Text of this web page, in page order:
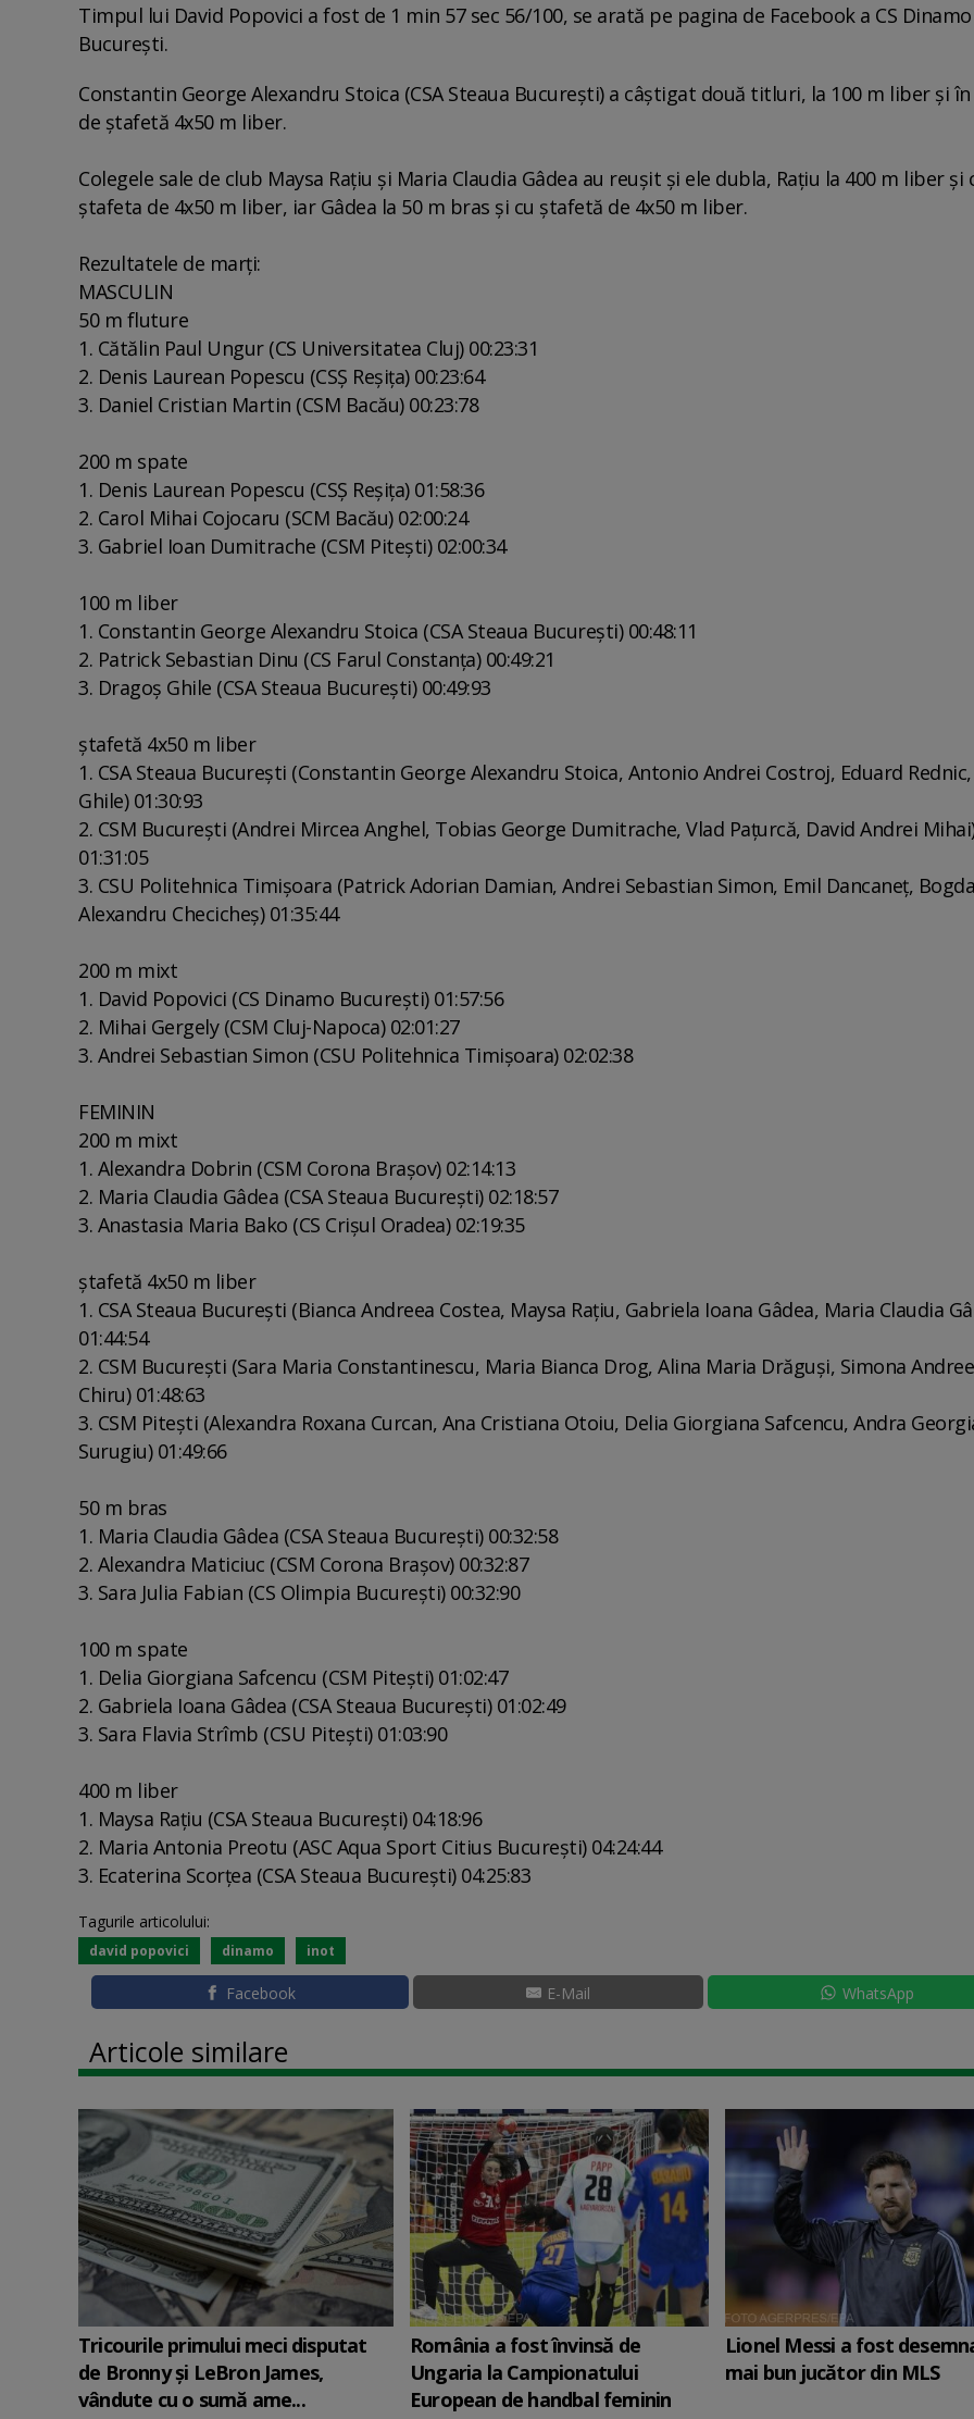
Timpul lui David Popovici a fost de 1 min 57 sec 56/100, se arată pe pagina de Facebook a CS Dinamo
Bucureşti.
Constantin George Alexandru Stoica (CSA Steaua Bucureşti) a câştigat două titluri, la 100 m liber şi
de ştafetă 4x50 m liber.
Colegele sale de club Maysa Raţiu şi Maria Claudia Gâdea au reuşit şi ele dubla, Raţiu la 400 m liber şi
ştafeta de 4x50 m liber, iar Gâdea la 50 m bras şi cu ştafetă de 4x50 m liber.
Rezultatele de marţi:
MASCULIN
50 m fluture
1. Cătălin Paul Ungur (CS Universitatea Cluj) 00:23:31
2. Denis Laurean Popescu (CSŞ Reşiţa) 00:23:64
3. Daniel Cristian Martin (CSM Bacău) 00:23:78
200 m spate
1. Denis Laurean Popescu (CSŞ Reşiţa) 01:58:36
2. Carol Mihai Cojocaru (SCM Bacău) 02:00:24
3. Gabriel Ioan Dumitrache (CSM Piteşti) 02:00:34
100 m liber
1. Constantin George Alexandru Stoica (CSA Steaua Bucureşti) 00:48:11
2. Patrick Sebastian Dinu (CS Farul Constanţa) 00:49:21
3. Dragoş Ghile (CSA Steaua Bucureşti) 00:49:93
ştafetă 4x50 m liber
1. CSA Steaua Bucureşti (Constantin George Alexandru Stoica, Antonio Andrei Costroj, Eduard
Ghile) 01:30:93
2. CSM Bucureşti (Andrei Mircea Anghel, Tobias George Dumitrache, Vlad Paţurcă, David Andrei
01:31:05
3. CSU Politehnica Timişoara (Patrick Adorian Damian, Andrei Sebastian Simon, Emil Dancaneţ,
Alexandru Checicheş) 01:35:44
200 m mixt
1. David Popovici (CS Dinamo Bucureşti) 01:57:56
2. Mihai Gergely (CSM Cluj-Napoca) 02:01:27
3. Andrei Sebastian Simon (CSU Politehnica Timişoara) 02:02:38
FEMININ
200 m mixt
1. Alexandra Dobrin (CSM Corona Braşov) 02:14:13
2. Maria Claudia Gâdea (CSA Steaua Bucureşti) 02:18:57
3. Anastasia Maria Bako (CS Crişul Oradea) 02:19:35
ştafetă 4x50 m liber
1. CSA Steaua Bucureşti (Bianca Andreea Costea, Maysa Raţiu, Gabriela Ioana Gâdea, Maria Claudia
01:44:54
2. CSM Bucureşti (Sara Maria Constantinescu, Maria Bianca Drog, Alina Maria Drăguşi, Simona
Chiru) 01:48:63
3. CSM Piteşti (Alexandra Roxana Curcan, Ana Cristiana Otoiu, Delia Giorgiana Safcencu, Andra
Surugiu) 01:49:66
50 m bras
1. Maria Claudia Gâdea (CSA Steaua Bucureşti) 00:32:58
2. Alexandra Maticiuc (CSM Corona Braşov) 00:32:87
3. Sara Julia Fabian (CS Olimpia Bucureşti) 00:32:90
100 m spate
1. Delia Giorgiana Safcencu (CSM Piteşti) 01:02:47
2. Gabriela Ioana Gâdea (CSA Steaua Bucureşti) 01:02:49
3. Sara Flavia Strîmb (CSU Piteşti) 01:03:90
400 m liber
1. Maysa Raţiu (CSA Steaua Bucureşti) 04:18:96
2. Maria Antonia Preotu (ASC Aqua Sport Citius Bucureşti) 04:24:44
3. Ecaterina Scorţea (CSA Steaua Bucureşti) 04:25:83
Tagurile articolului:
david popovici dinamo inot
Facebook E-Mail WhatsApp
Articole similare
Tricourile primului meci disputat
de Bronny şi LeBron James,
vândute cu o sumă ame...
România a fost învinsă de
Ungaria la Campionatului
European de handbal feminin
Lionel Messi a fost
mai bun jucător din MLS